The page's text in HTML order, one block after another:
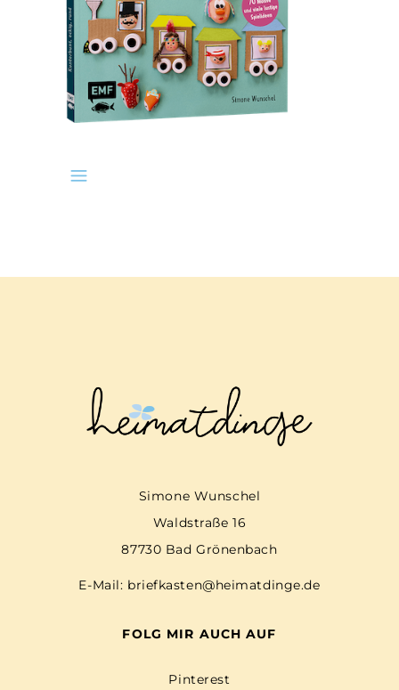
Simone Wunschel
Waldstraße 16
87730 Bad Grönenbach
E-Mail: briefkasten@heimatdinge.de
FOLG MIR AUCH AUF
Pinterest